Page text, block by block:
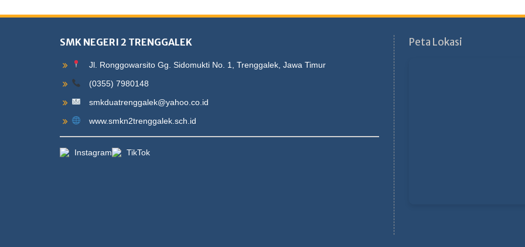
SMK NEGERI 2 TRENGGALEK
Jl. Ronggowarsito Gg. Sidomukti No. 1, Trenggalek, Jawa Timur
(0355) 7980148
smkduatrenggalek@yahoo.co.id
www.smkn2trenggalek.sch.id
Instagram TikTok
Peta Lokasi